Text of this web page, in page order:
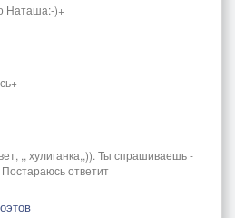
Наташа:-)+
,, хулиганка,,)). Ты спрашиваешь -
ответит